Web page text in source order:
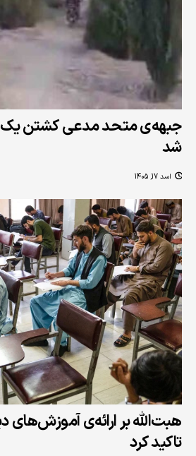
جبهه‌ی متحد مدعی کشتن
شد
اسد 17, 1405
هبت‌الله بر ارائه‌ی آموزش‌های
تاکید کرد